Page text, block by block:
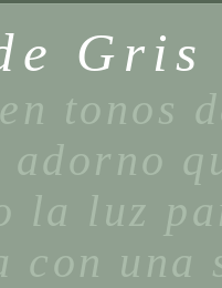
Gris
tonos
adorno
la luz
con una